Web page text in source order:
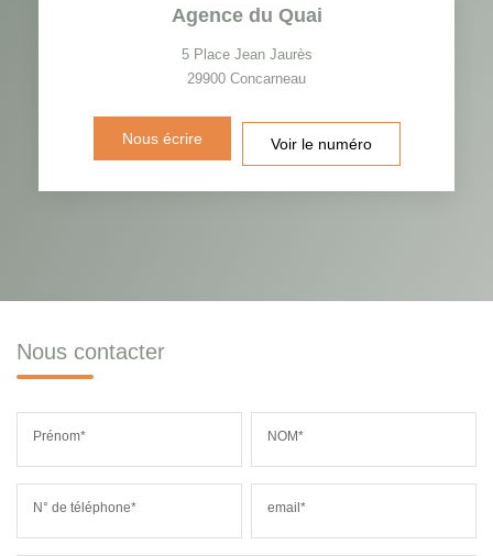
Agence du Quai
5 Place Jean Jaurès
29900 Concarneau
Nous écrire Voir le numéro
Nous contacter
Prénom* NOM*
N° de téléphone* email*